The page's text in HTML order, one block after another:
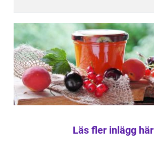
Läs fler inlägg här